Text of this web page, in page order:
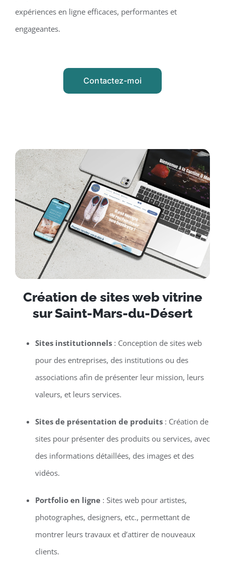
expériences en ligne efficaces, performantes et
engageantes.
Contactez-moi
Création de sites web vitrine
sur Saint-Mars-du-Désert
Sites institutionnels: Conception de sites web
pour des entreprises, des institutions ou des
associations afin de présenter leur mission, leurs
valeurs, et leurs services.
Sites de présentation de produits: Création de
sites pour présenter des produits ou services, avec
des informations détaillées, des images et des
vidéos.
Portfolio en ligne: Sites web pour artistes,
photographes, designers, etc., permettant de
montrer leurs travaux et d’attirer de nouveaux
clients.